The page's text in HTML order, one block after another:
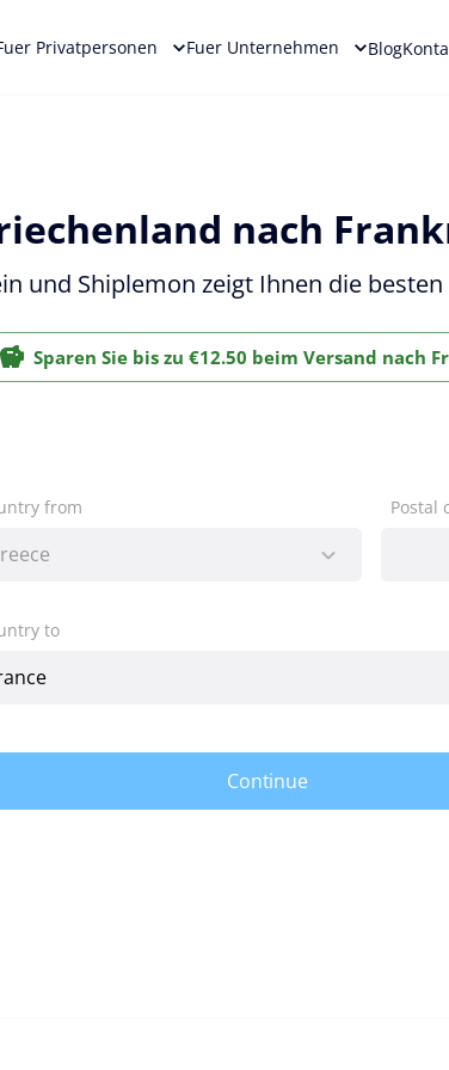
Privatpersonen Fuer Unternehmen Blog
nach
und Shiplemon zeigt Ihnen die
Sparen Sie bis zu €12.50 beim Versand nach
from Postal
to
Continue